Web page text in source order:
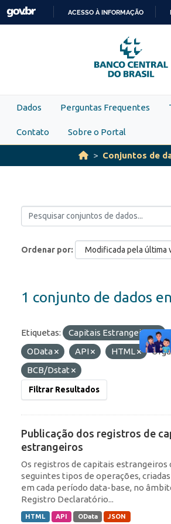
Skip to main content
PARA
O
CONTEÚDO
ACESSO À INFORMAÇÃO
Dados Perguntas Frequentes
Contato Sobre o Portal
Conjuntos de
Ordenar por
1 conjunto de dados
Etiquetas: Capitais Estrangeiros
OData
API HTML
BCB/Dstat
Filtrar Resultados
Publicação dos registros de
estrangeiros
Os registros de capitais
seguintes tipos de operações,
em cada período data-base, no
Registro Declaratório...
HTML API OData JSON